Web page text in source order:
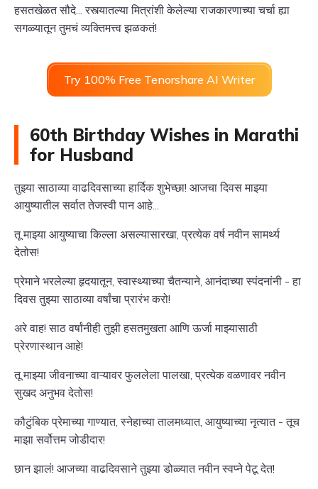
हसतखेळत सौदे... रस्त्यातल्या मित्रांशी केलेल्या राजकारणाच्या चर्चा ह्या
सगळ्यातून तुमचं व्यक्तिमत्त्व झळकतं!
Try 100% Free Tenorshare AI Writer
60th Birthday Wishes in Marathi
for Husband
तुझ्या साठाव्या वाढदिवसाच्या हार्दिक शुभेच्छा! आजचा दिवस माझ्या
आयुष्यातील सर्वात तेजस्वी पान आहे...
तू माझ्या आयुष्याचा किल्ला असल्यासारखा, प्रत्येक वर्ष नवीन सामर्थ्य
देतोस!
प्रेमाने भरलेल्या हृदयातून, स्वास्थ्याच्या चैतन्याने, आनंदाच्या स्पंदनांनी - हा
दिवस तुझ्या साठाव्या वर्षांचा प्रारंभ करो!
अरे वाह! साठ वर्षांनीही तुझी हसतमुखता आणि ऊर्जा माझ्यासाठी
प्रेरणास्थान आहे!
तू माझ्या जीवनाच्या वाऱ्यावर फुललेला पालखा, प्रत्येक वळणावर नवीन
सुखद अनुभव देतोस!
कौटुंबिक प्रेमाच्या गाण्यात, स्नेहाच्या तालमध्यात, आयुष्याच्या नृत्यात - तूच
माझा सर्वोत्तम जोडीदार!
छान झालं! आजच्या वाढदिवसाने तुझ्या डोळ्यात नवीन स्वप्ने पेटू देत!